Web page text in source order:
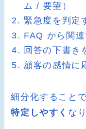
ム / 要望）
緊急度を判定
FAQ から関
回答の下書き
顧客の感情に
細分化することで
特定しやすく な